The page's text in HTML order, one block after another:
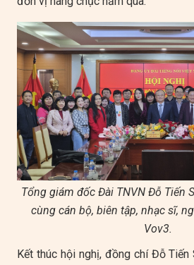
Tổng giám đốc Đài TNVN Đỗ Tiến
cùng cán bộ, biên tập, nhạc sĩ,
Vov3.
Kết thúc hội nghị, đồng chí Đỗ Tiến